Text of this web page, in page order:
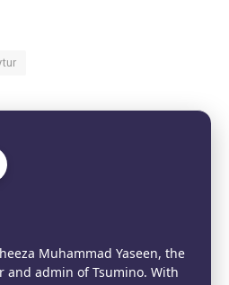
Muhammad Yaseen, the
and admin of Tsumino. With